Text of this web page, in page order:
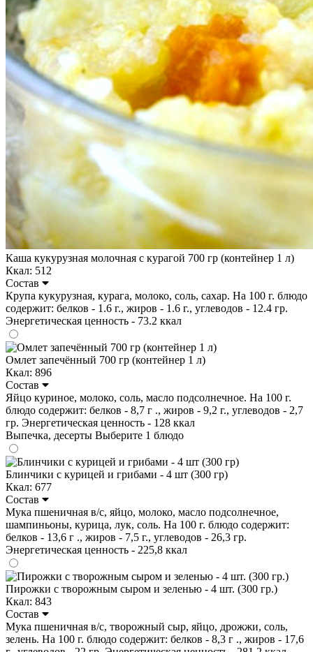
Каша кукурузная молочная с курагой 700 гр (контейнер 1 л)
Ккал: 512
Состав
Крупа кукурузная, курага, молоко, соль, сахар. На 100 г. блюдо
содержит: белков - 1.6 г., жиров - 1.6 г., углеводов - 12.4 гр.
Энергетическая ценность - 73.2 ккал
Омлет запечённый 700 гр (контейнер 1 л)
Ккал: 896
Состав
Яйцо куриное, молоко, соль, масло подсолнечное. На 100 г.
блюдо содержит: белков - 8,7 г ., жиров - 9,2 г., углеводов - 2,7
гр. Энергетическая ценность - 128 ккал
Выпечка, десерты Выберите 1 блюдо
Блинчики с курицей и грибами - 4 шт (300 гр)
Ккал: 677
Состав
Мука пшеничная в/с, яйцо, молоко, масло подсолнечное,
шампиньоны, курица, лук, соль. На 100 г. блюдо содержит:
белков - 13,6 г ., жиров - 7,5 г., углеводов - 26,3 гр.
Энергетическая ценность - 225,8 ккал
Пирожки с творожным сыром и зеленью - 4 шт. (300 гр.)
Ккал: 843
Состав
Мука пшеничная в/с, творожный сыр, яйцо, дрожжи, соль,
зелень. На 100 г. блюдо содержит: белков - 8,3 г ., жиров - 17,6